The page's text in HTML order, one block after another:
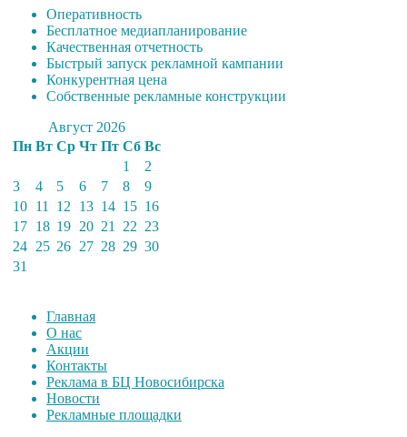
Оперативность
Бесплатное медиапланирование
Качественная отчетность
Быстрый запуск рекламной кампании
Конкурентная цена
Собственные рекламные конструкции
Август 2026
Пн Вт Ср Чт Пт Сб Вс
1
2
3
4 5 6 7 8
9
10 11 12 13 14 15 16
17 18 19 20 21 22 23
24 25 26 27 28 29 30
31
Главная
О нас
Акции
Контакты
Реклама в БЦ Новосибирска
Новости
Рекламные площадки